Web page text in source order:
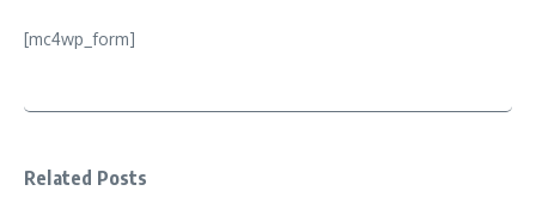
[mc4wp_form]
Related Posts